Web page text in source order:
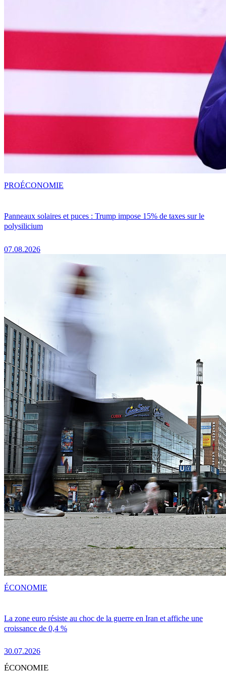
Panneaux solaires et puces : Trump impose 15% de taxes sur le
polysilicium
07.08.2026
PROÉCONOMIE
La zone euro résiste au choc de la guerre en Iran et affiche une
croissance de 0,4 %
30.07.2026
ÉCONOMIE
ÉCONOMIE